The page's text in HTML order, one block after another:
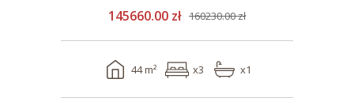
145660.00 zł 160230.00 zł
44 m² x3 x1